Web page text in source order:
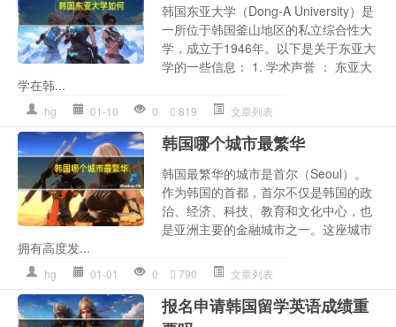
韩国东亚大学（Dong-A University）是
一所位于韩国釜山地区的私立综合性大
学，成立于1946年。以下是关于东亚大
学的一些信息： 1. 学术声誉 ： 东亚大
学在韩...
hg 01-10 0 819 文章列表
韩国哪个城市最繁华
韩国最繁华的城市是首尔（Seoul）。
作为韩国的首都，首尔不仅是韩国的政
治、经济、科技、教育和文化中心，也
是亚洲主要的金融城市之一。这座城市
拥有高度发...
hg 01-01 0 790 文章列表
报名申请韩国留学英语成绩重